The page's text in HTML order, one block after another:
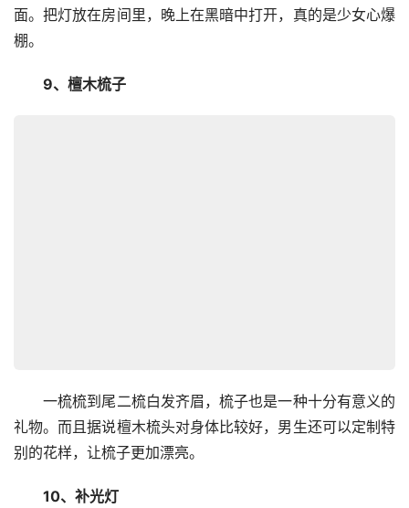
面。把灯放在房间里，晚上在黑暗中打开，真的是少女心爆
棚。
9、檀木梳子
一梳梳到尾二梳白发齐眉，梳子也是一种十分有意义的
礼物。而且据说檀木梳头对身体比较好，男生还可以定制特
别的花样，让梳子更加漂亮。
10、补光灯